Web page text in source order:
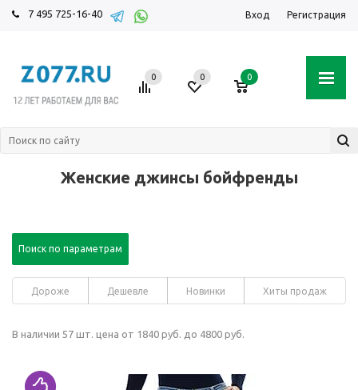
7 495 725-16-40 Вход Регистрация
0 0 0
Женские джинсы бойфренды
Поиск по параметрам
Дороже Дешевле Новинки Хиты продаж
В наличии 57 шт. цена от 1840 руб. до 4800 руб.